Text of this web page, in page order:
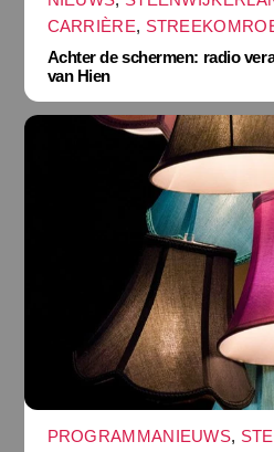
CARRIÈRE,
Achter de schermen: radio
van Hien
PROGRAMMANIEUWS,